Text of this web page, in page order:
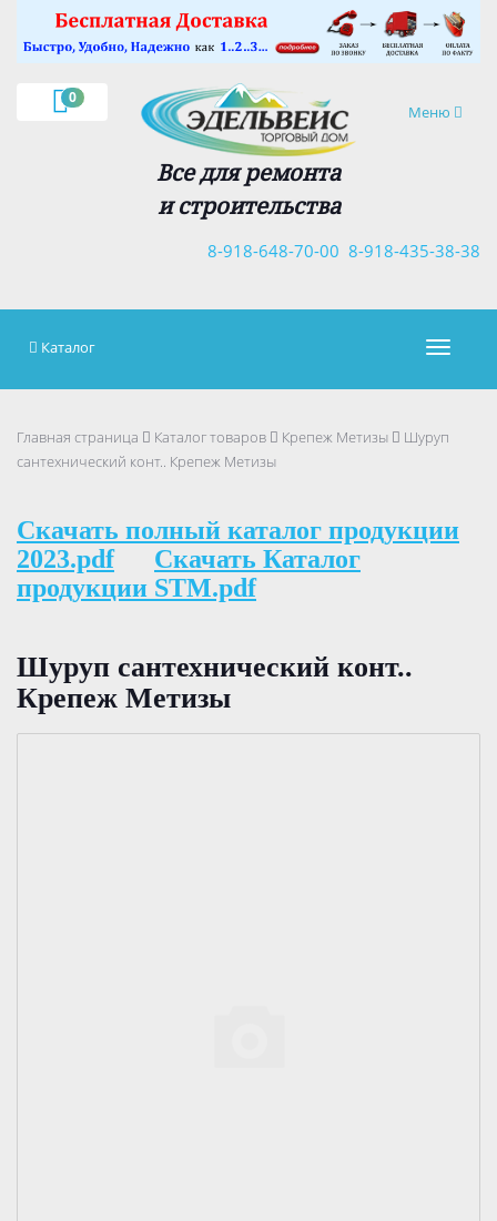
0
Навигация
Меню
Все для ремонта
и строительства
8-918-435-38-38
8-918-648-70-00
×
Каталог
Главная страница Каталог товаров Крепеж Метизы
Шуруп
сантехничеcкий конт.. Крепеж Метизы
Скачать полный каталог продукции
2023.pdf
Скачать Каталог
продукции STM.pdf
Шуруп сантехничеcкий конт..
Крепеж Метизы